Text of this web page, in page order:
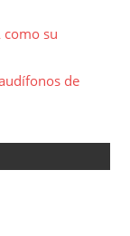
como su
de